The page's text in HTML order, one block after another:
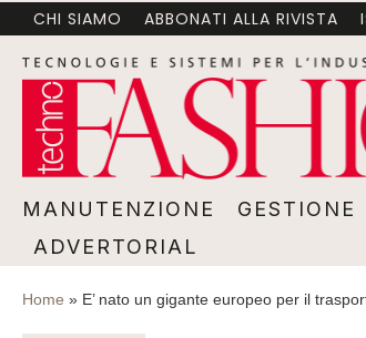
MANUTENZIONE GESTIONE
CHI SIAMO ABBONATI ALLA RIVISTA
MANUTENZIONE GESTIONE
ADVERTORIAL
Home » E’ nato un gigante europeo per il